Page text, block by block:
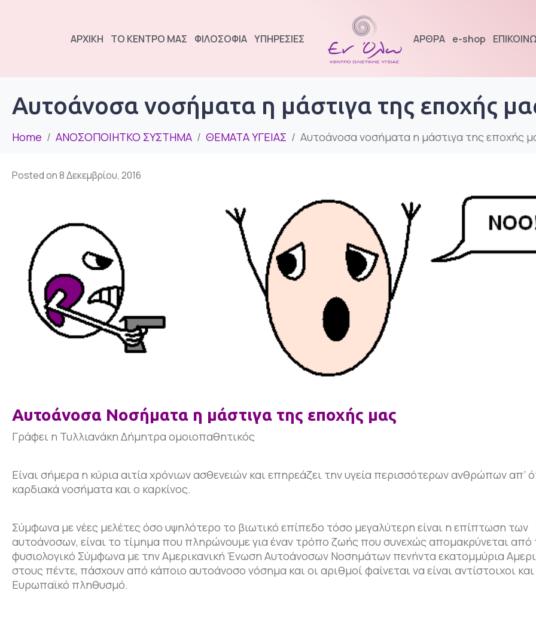
ΑΡΧΙΚΗ ΤΟ ΚΕΝΤΡΟ ΜΑΣ ΦΙΛΟΣΟΦΙΑ ΥΠΗΡΕΣΙΕΣ ΑΡΘΡΑ e-shop
Αυτοάνοσα νοσήματα η μάστιγα της εποχής
Home ΑΝΟΣΟΠΟΙΗΤΚΟ ΣΥΣΤΗΜΑ ΘΕΜΑΤΑ ΥΓΕΙΑΣ Αυτοάνοσα νοσήματα η μάστιγα της εποχής
Posted on8 Δεκεμβρίου, 2016
Αυτοάνοσα Νοσήματα η μάστιγα της εποχής μας
Γράφει η Τυλλιανάκη Δήμητρα ομοιοπαθητικός
Είναι σήμερα η κύρια αιτία χρόνιων ασθενειών και επηρεάζει την υγεία περισσότερων ανθρώπων απ’
καρδιακά νοσήματα και ο καρκίνος.
Σύμφωνα με νέες μελέτες όσο υψηλότερο το βιωτικό επίπεδο τόσο μεγαλύτερη είναι η επίπτωση των
αυτοάνοσων, είναι το τίμημα που πληρώνουμε για έναν τρόπο ζωής που συνεχώς απομακρύνεται από
φυσιολογικό Σύμφωνα με την Αμερικανική Ένωση Αυτοάνοσων Νοσημάτων πενήντα εκατομμύρια
στους πέντε, πάσχουν από κάποιο αυτοάνοσο νόσημα και οι αριθμοί φαίνεται να είναι αντίστοιχοι και
Ευρωπαϊκό πληθυσμό.